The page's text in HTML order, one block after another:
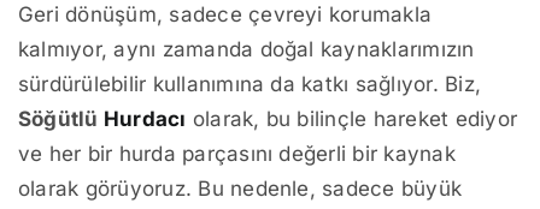
Geri dönüşüm, sadece çevreyi korumakla
kalmıyor, aynı zamanda doğal kaynaklarımızın
sürdürülebilir kullanımına da katkı sağlıyor. Biz,
Söğütlü Hurdacı olarak, bu bilinçle hareket ediyor
ve her bir hurda parçasını değerli bir kaynak
olarak görüyoruz. Bu nedenle, sadece büyük